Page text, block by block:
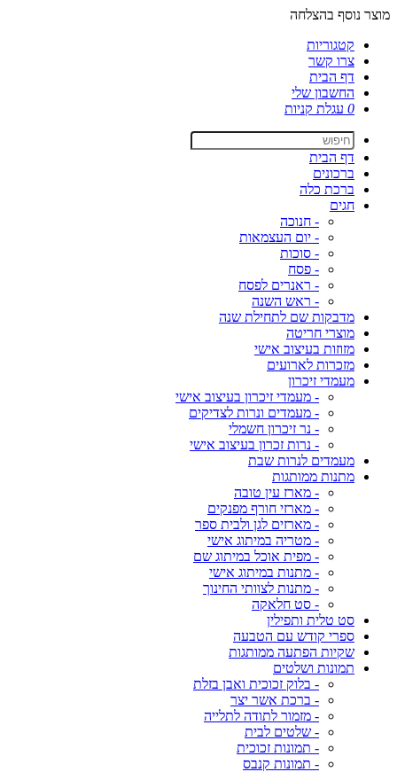
מוצר נוסף בהצלחה
קטגוריות
צרו קשר
דף הבית
החשבון שלי
0 עגלת קניות
דף הבית
ברכונים
ברכת כלה
חגים
- חנוכה
- יום העצמאות
- סוכות
- פסח
- ראנרים לפסח
- ראש השנה
מדבקות שם לתחילת שנה
מוצרי חריטה
מזוזות בעיצוב אישי
מזכרות לארועים
מעמדי זיכרון
- מעמדי זיכרון בעיצוב אישי
- מעמדים ונרות לצדיקים
- נר זיכרון חשמלי
- נרות זכרון בעיצוב אישי
מעמדים לנרות שבת
מתנות ממותגות
- מארז עין טובה
- מארזי חורף מפנקים
- מארזים לגן ולבית ספר
- מטריה במיתוג אישי
- מפית אוכל במיתוג שם
- מתנות במיתוג אישי
- מתנות לצוותי החינוך
- סט חלאקה
סט טלית ותפילין
ספרי קודש עם הטבעה
שקיות הפתעה ממותגות
תמונות ושלטים
- בלוק זכוכית ואבן בזלת
- ברכת אשר יצר
- מזמור לתודה לתלייה
- שלטים לבית
- תמונות זכוכית
- תמונות קנבס